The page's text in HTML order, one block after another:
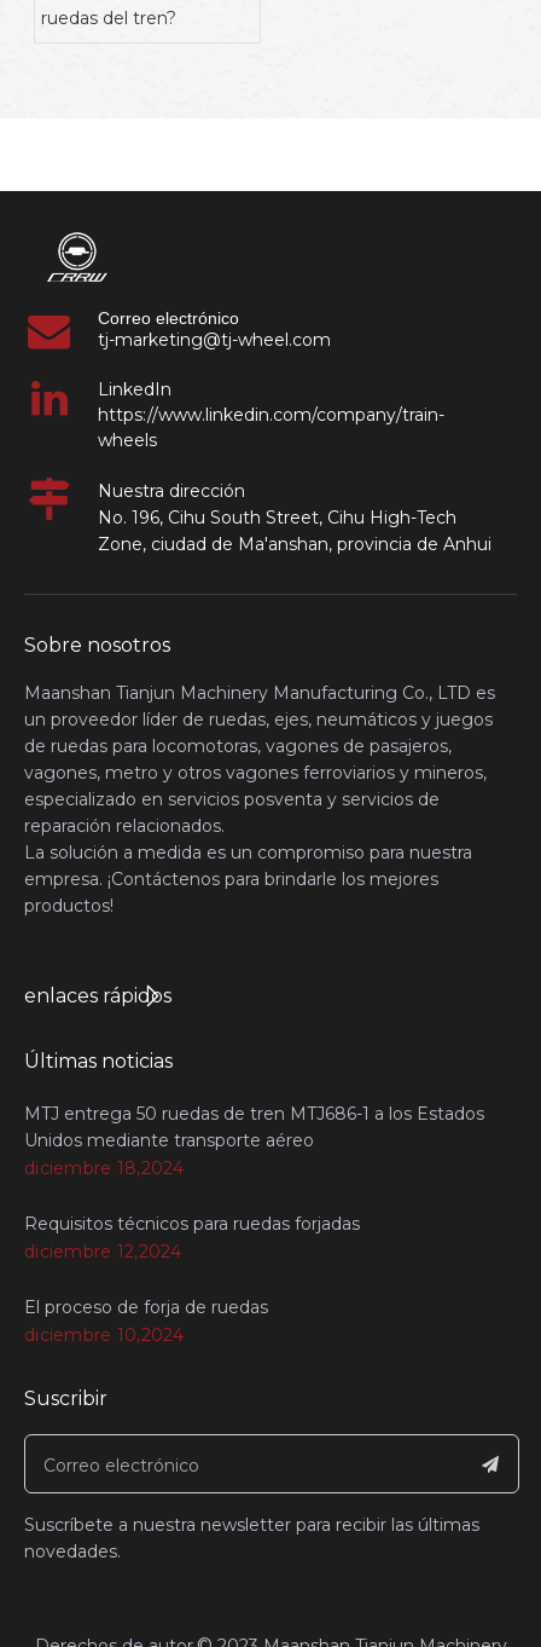
ruedas del tren?
Correo electrónico
tj-marketing@tj-wheel.com
LinkedIn
https://www.linkedin.com/company/train-
wheels
Nuestra dirección
No. 196, Cihu South Street, Cihu High-Tech
Zone, ciudad de Ma'anshan, provincia de Anhui
Sobre nosotros
Maanshan Tianjun Machinery Manufacturing Co., LTD es
un proveedor líder de ruedas, ejes, neumáticos y juegos
de ruedas para locomotoras, vagones de pasajeros,
vagones, metro y otros vagones ferroviarios y mineros,
especializado en servicios posventa y servicios de
reparación relacionados.
La solución a medida es un compromiso para nuestra
empresa. ¡Contáctenos para brindarle los mejores
productos!
enlaces rápidos
Últimas noticias
MTJ entrega 50 ruedas de tren MTJ686-1 a los Estados
Unidos mediante transporte aéreo
diciembre 18,2024
Requisitos técnicos para ruedas forjadas
diciembre 12,2024
El proceso de forja de ruedas
diciembre 10,2024
Suscribir
Suscríbete a nuestra newsletter para recibir las últimas
novedades.